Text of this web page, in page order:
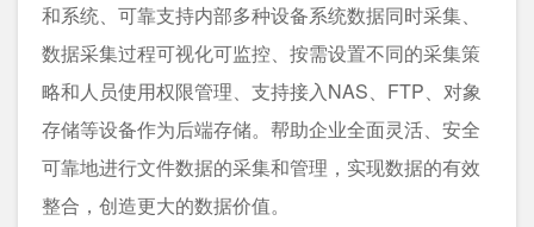
和系统、可靠⽀持内部多种设备系统数据同时采集、
数据采集过程可视化可监控、按需设置不同的采集策
略和人员使用权限管理、⽀持接⼊NAS、FTP、对象
存储等设备作为后端存储。帮助企业全面灵活、安全
可靠地进行文件数据的采集和管理，实现数据的有效
整合，创造更⼤的数据价值。